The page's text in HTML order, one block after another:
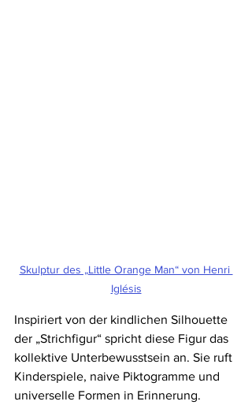
Skulptur des „Little Orange Man“ von Henri
Iglésis
Inspiriert von der kindlichen Silhouette
der „Strichfigur“ spricht diese Figur das
kollektive Unterbewusstsein an. Sie ruft
Kinderspiele, naive Piktogramme und
universelle Formen in Erinnerung.